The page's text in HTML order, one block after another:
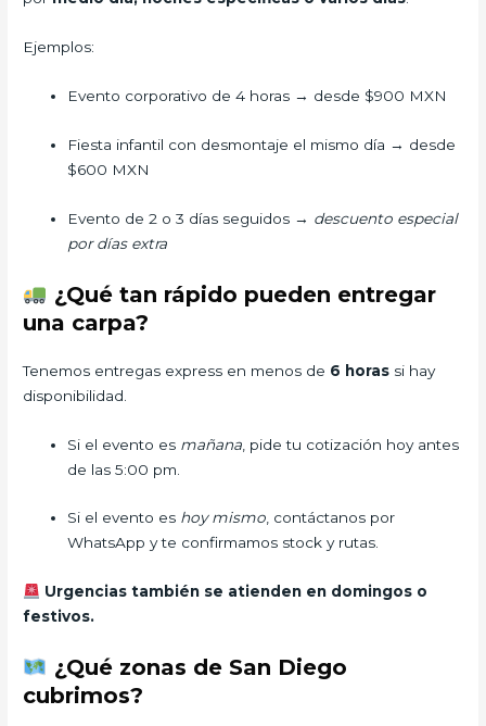
Ejemplos:
Evento corporativo de 4 horas → desde $900 MXN
Fiesta infantil con desmontaje el mismo día → desde
$600 MXN
Evento de 2 o 3 días seguidos → descuento especial
por días extra
¿Qué tan rápido pueden entregar
una carpa?
Tenemos entregas express en menos de 6 horas si hay
disponibilidad.
Si el evento es mañana , pide tu cotización hoy antes
de las 5:00 pm.
Si el evento es hoy mismo, contáctanos por
WhatsApp y te confirmamos stock y rutas.
Urgencias también se atienden en domingos o
festivos.
¿Qué zonas de San Diego
cubrimos?